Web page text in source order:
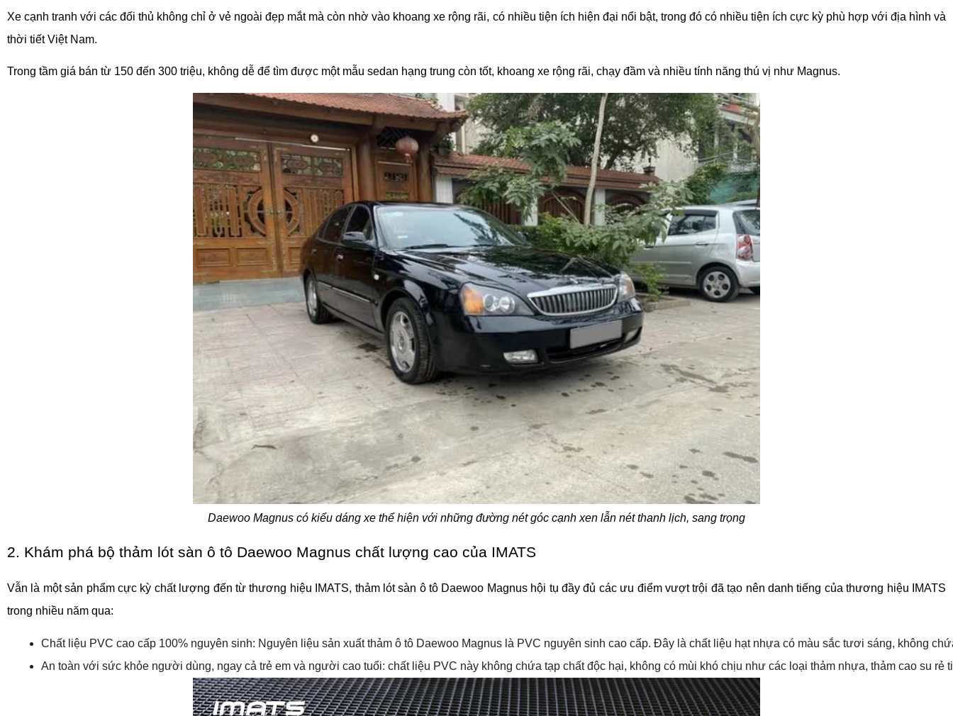
Xe cạnh tranh với các đối thủ không chỉ ở vẻ ngoài đẹp mắt mà còn nhờ vào khoang xe rộng rãi, có nhiều tiện ích hiện đại nổi bật, trong đó có nhiều tiện ích cực kỳ phù hợp với địa hình và
thời tiết Việt Nam.
Trong tầm giá bán từ 150 đến 300 triệu, không dễ để tìm được một mẫu sedan hạng trung còn tốt, khoang xe rộng rãi, chạy đầm và nhiều tính năng thú vị như Magnus.
Daewoo Magnus có kiểu dáng xe thể hiện với những đường nét góc cạnh xen lẫn nét thanh lịch, sang trọng
2. Khám phá bộ thảm lót sàn ô tô Daewoo Magnus chất lượng cao của IMATS
Vẫn là một sản phẩm cực kỳ chất lượng đến từ thương hiệu IMATS, thảm lót sàn ô tô Daewoo Magnus hội tụ đầy đủ các ưu điểm vượt trội đã tạo nên danh tiếng của thương hiệu IMATS
trong nhiều năm qua:
Chất liệu PVC cao cấp 100% nguyên sinh: Nguyên liệu sản xuất thảm ô tô Daewoo Magnus là PVC nguyên sinh cao cấp. Đây là chất liệu hạt nhựa có màu sắc tươi sáng, không
An toàn với sức khỏe người dùng, ngay cả trẻ em và người cao tuổi: chất liệu PVC này không chứa tạp chất độc hại, không có mùi khó chịu như các loại thảm nhựa, thảm cao su